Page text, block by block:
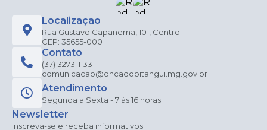
Localização
Rua Gustavo Capanema, 101, Centro
CEP: 35655-000
Contato
(37) 3273-1133
comunicacao@oncadopitangui.mg.gov.br
Atendimento
Segunda a Sexta - 7 às 16 horas
Newsletter
Inscreva-se e receba informativos